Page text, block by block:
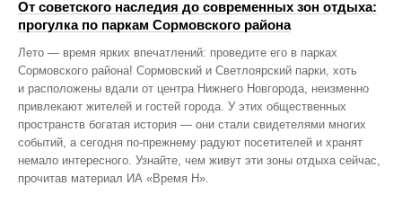
От советского наследия до современных зон отдыха:
прогулка по паркам Сормовского района
Лето — время ярких впечатлений: проведите его в парках
Сормовского района! Сормовский и Светлоярский парки, хоть
и расположены вдали от центра Нижнего Новгорода, неизменно
привлекают жителей и гостей города. У этих общественных
пространств богатая история — они стали свидетелями многих
событий, а сегодня по‑прежнему радуют посетителей и хранят
немало интересного. Узнайте, чем живут эти зоны отдыха сейчас,
прочитав материал ИА «Время Н».